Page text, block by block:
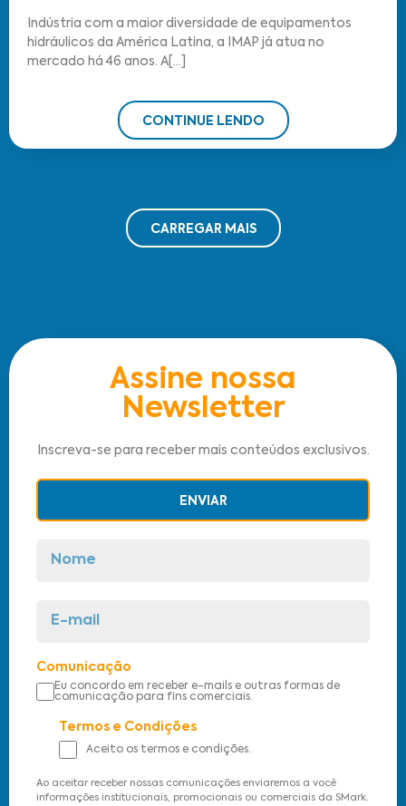
Indústria com a maior diversidade de equipamentos
hidráulicos da América Latina, a IMAP já atua no
mercado há 46 anos. A[...]
CONTINUE LENDO
CARREGAR MAIS
Assine nossa
Newsletter
Inscreva-se para receber mais conteúdos exclusivos.
Comunicação
Eu concordo em receber e-mails e outras formas de
comunicação para fins comerciais.
Termos e Condições
Aceito os termos e condições.
Ao aceitar receber nossas comunicações enviaremos a você
informações institucionais, promocionais ou comerciais da SMark.
ENVIAR